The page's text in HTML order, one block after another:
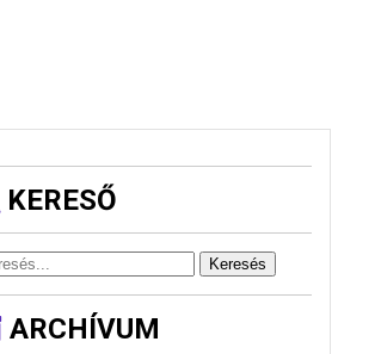
KERESŐ
Keresés
ARCHÍVUM